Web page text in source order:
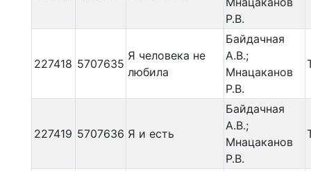
Р.В.
227418 5707635
Я человека не
любила
Байдачная
А.В.;
Мнацаканов
Р.В.
227419 5707636 Я и есть
Байдачная
А.В.;
Мнацаканов
Р.В.